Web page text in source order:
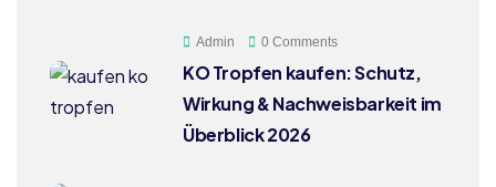
Admin 0 Comments
KO Tropfen kaufen: Schutz,
Wirkung & Nachweisbarkeit im
Überblick 2026